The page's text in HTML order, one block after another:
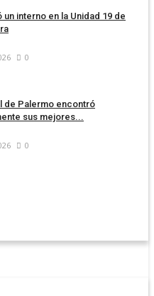
un interno en la Unidad 19 de
0
de Palermo encontró
sus mejores...
0